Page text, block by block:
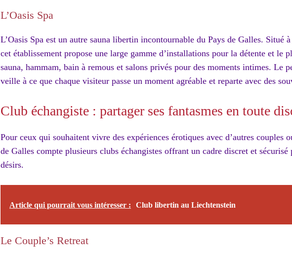
L’Oasis Spa
L’Oasis Spa est un autre sauna libertin incontournable du Pays de Galles. Situé
cet établissement propose une large gamme d’installations pour la détente et le
sauna, hammam, bain à remous et salons privés pour des moments intimes. Le
veille à ce que chaque visiteur passe un moment agréable et reparte avec des
Club échangiste : partager ses fantasmes en toute
Pour ceux qui souhaitent vivre des expériences érotiques avec d’autres couples
de Galles compte plusieurs clubs échangistes offrant un cadre discret et sécurisé
désirs.
Article qui pourrait vous intéresser : Club libertin au Liechtenstein
Le Couple’s Retreat